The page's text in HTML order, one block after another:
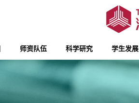
师资队伍 科学研究 学生发展